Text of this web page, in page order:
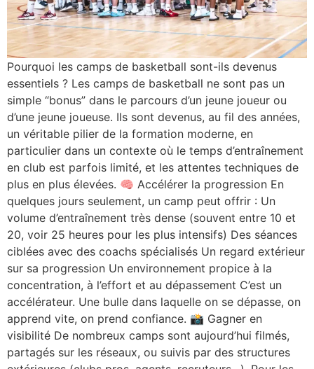
Pourquoi les camps de basketball sont-ils devenus
essentiels ? Les camps de basketball ne sont pas un
simple “bonus” dans le parcours d’un jeune joueur ou
d’une jeune joueuse. Ils sont devenus, au fil des années,
un véritable pilier de la formation moderne, en
particulier dans un contexte où le temps d’entraînement
en club est parfois limité, et les attentes techniques de
plus en plus élevées. 🧠 Accélérer la progression En
quelques jours seulement, un camp peut offrir : Un
volume d’entraînement très dense (souvent entre 10 et
20, voir 25 heures pour les plus intensifs) Des séances
ciblées avec des coachs spécialisés Un regard extérieur
sur sa progression Un environnement propice à la
concentration, à l’effort et au dépassement C’est un
accélérateur. Une bulle dans laquelle on se dépasse, on
apprend vite, on prend confiance. 📸 Gagner en
visibilité De nombreux camps sont aujourd’hui filmés,
partagés sur les réseaux, ou suivis par des structures